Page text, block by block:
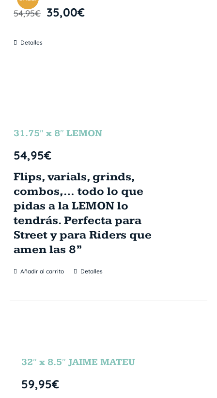
54,95€ 35,00€
Detalles
31.75″ x 8″ LEMON
54,95€
Flips, varials, grinds,
combos,… todo lo que
pidas a la LEMON lo
tendrás. Perfecta para
Street y para Riders que
amen las 8”
Añadir al carrito Detalles
32″ x 8.5″ JAIME MATEU
59,95€